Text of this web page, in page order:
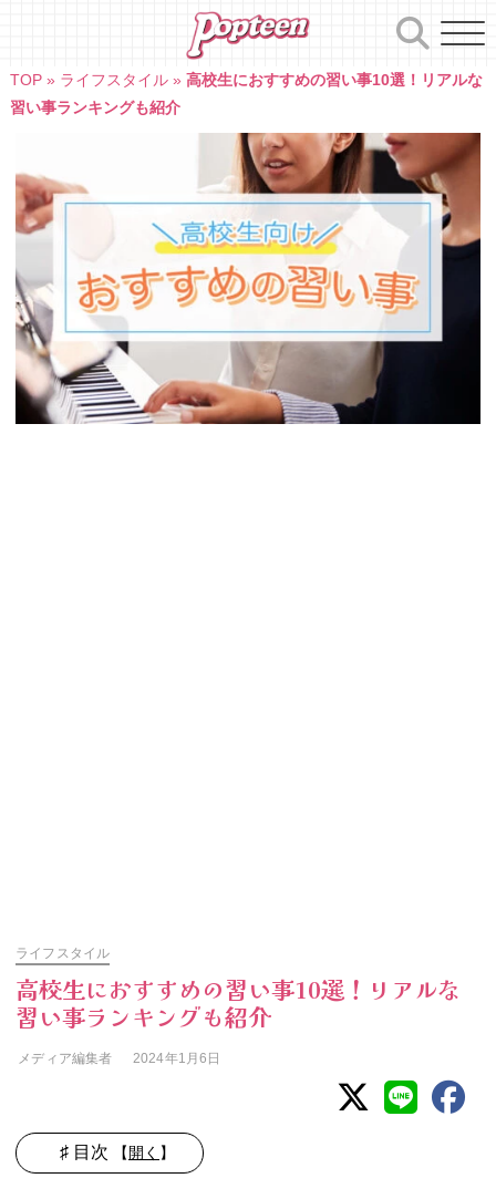
TOP» ライフスタイル» 高校生におすすめの習い事10選！リアルな
習い事ランキングも紹介
ライフスタイル
高校生におすすめの習い事10選！リアルな
習い事ランキングも紹介
メディア編集者 2024年1月6日
♯ 目次 【開く 】